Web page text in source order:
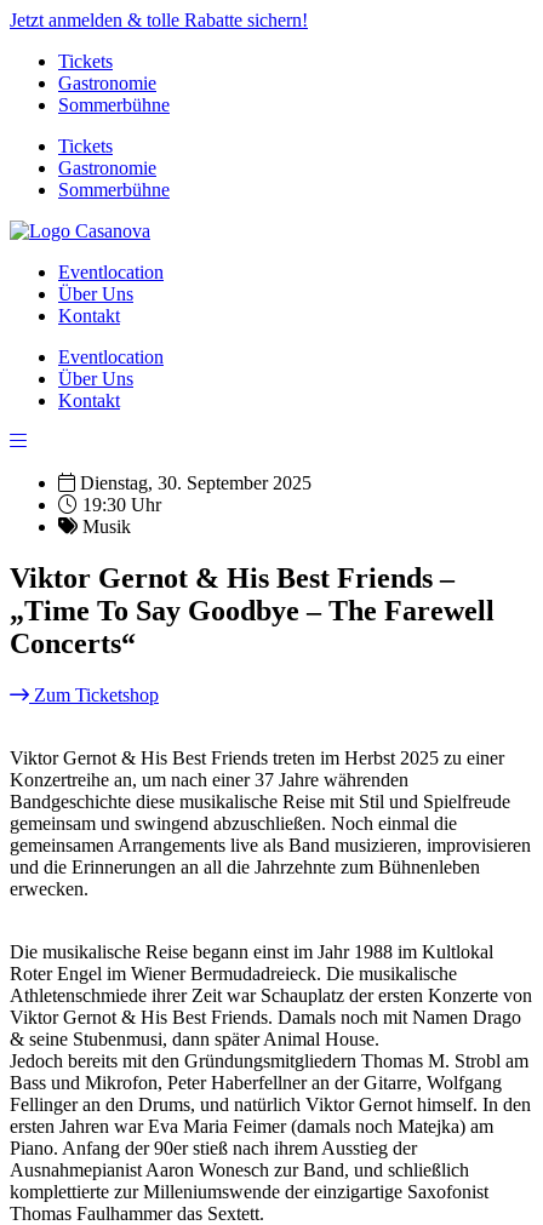
Jetzt anmelden & tolle Rabatte sichern!
Tickets
Gastronomie
Sommerbühne
Tickets
Gastronomie
Sommerbühne
Eventlocation
Über Uns
Kontakt
Eventlocation
Über Uns
Kontakt
Dienstag, 30. September 2025
19:30 Uhr
Musik
Viktor Gernot & His Best Friends –
„Time To Say Goodbye – The Farewell
Concerts“
Zum Ticketshop
Viktor Gernot & His Best Friends treten im Herbst 2025 zu einer
Konzertreihe an, um nach einer 37 Jahre währenden
Bandgeschichte diese musikalische Reise mit Stil und Spielfreude
gemeinsam und swingend abzuschließen. Noch einmal die
gemeinsamen Arrangements live als Band musizieren, improvisieren
und die Erinnerungen an all die Jahrzehnte zum Bühnenleben
erwecken.
Die musikalische Reise begann einst im Jahr 1988 im Kultlokal
Roter Engel im Wiener Bermudadreieck. Die musikalische
Athletenschmiede ihrer Zeit war Schauplatz der ersten Konzerte von
Viktor Gernot & His Best Friends. Damals noch mit Namen Drago
& seine Stubenmusi, dann später Animal House.
Jedoch bereits mit den Gründungsmitgliedern Thomas M. Strobl am
Bass und Mikrofon, Peter Haberfellner an der Gitarre, Wolfgang
Fellinger an den Drums, und natürlich Viktor Gernot himself. In den
ersten Jahren war Eva Maria Feimer (damals noch Matejka) am
Piano. Anfang der 90er stieß nach ihrem Ausstieg der
Ausnahmepianist Aaron Wonesch zur Band, und schließlich
komplettierte zur Milleniumswende der einzigartige Saxofonist
Thomas Faulhammer das Sextett.